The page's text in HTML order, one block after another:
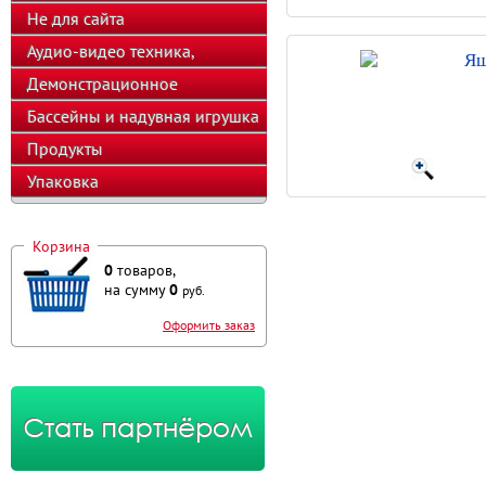
Не для сайта
Аудио-видео техника,
телефоны, калькуляторы
Демонстрационное
оборудование
Бассейны и надувная игрушка
Продукты
Упаковка
Корзина
0 товаров,
на сумму0 руб.
Оформить заказ